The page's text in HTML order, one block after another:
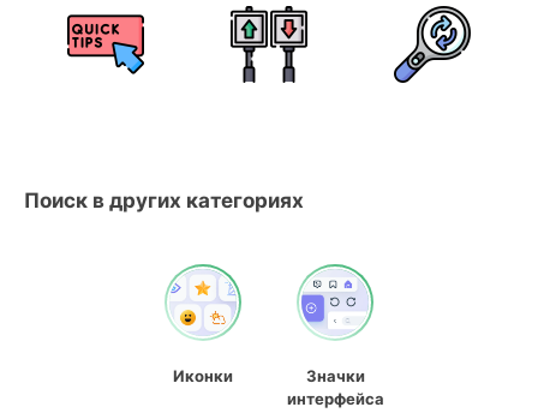
Поиск в других категориях
Иконки
Значки
интерфейса